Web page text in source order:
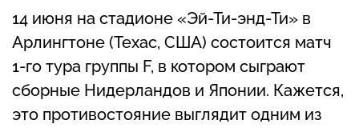
14 июня на стадионе «Эй-Ти-энд-Ти» в
Арлингтоне (Техас, США) состоится матч
1-го тура группы F, в котором сыграют
сборные Нидерландов и Японии. Кажется,
это противостояние выглядит одним из